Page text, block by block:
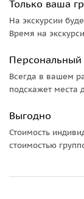
20 бассейнов и
бывшего
Важно:
часов работы
дополнительную
• Рекомендуем
дождевики.
Только ваша
На экскурсии
Время на
Персональный
Всегда в вашем
подскажет места
Выгодно
Стоимость
стоимостью